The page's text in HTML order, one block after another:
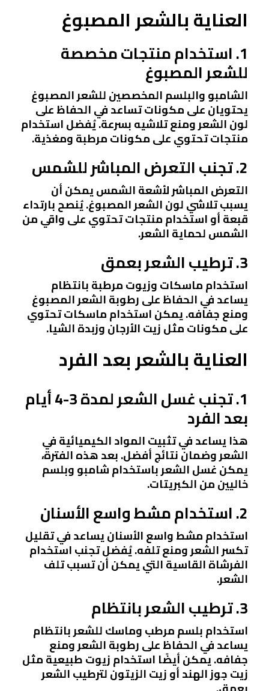
العناية بالشعر المصبوغ
1. استخدام منتجات مخصصة
للشعر المصبوغ
الشامبو والبلسم المخصصين للشعر المصبوغ
يحتويان على مكونات تساعد في الحفاظ على
لون الشعر ومنع تلاشيه بسرعة. يُفضل استخدام
منتجات تحتوي على مكونات مرطبة ومغذية.
2. تجنب التعرض المباشر للشمس
التعرض المباشر لأشعة الشمس يمكن أن
يسبب تلاشي لون الشعر المصبوغ. يُنصح بارتداء
قبعة أو استخدام منتجات تحتوي على واقي من
الشمس لحماية الشعر.
3. ترطيب الشعر بعمق
استخدام ماسكات وزيوت مرطبة بانتظام
يساعد في الحفاظ على رطوبة الشعر المصبوغ
ومنع جفافه. يمكن استخدام ماسكات تحتوي
على مكونات مثل زيت الأرجان وزبدة الشيا.
العناية بالشعر بعد الفرد
1. تجنب غسل الشعر لمدة 3-4 أيام
بعد الفرد
هذا يساعد في تثبيت المواد الكيميائية في
الشعر وضمان نتائج أفضل. بعد هذه الفترة،
يمكن غسل الشعر باستخدام شامبو وبلسم
خاليين من الكبريتات.
2. استخدام مشط واسع الأسنان
استخدام مشط واسع الأسنان يساعد في تقليل
تكسر الشعر ومنع تلفه. يُفضل تجنب استخدام
الفرشاة القاسية التي يمكن أن تسبب تلف
الشعر.
3. ترطيب الشعر بانتظام
استخدام بلسم مرطب وماسك للشعر بانتظام
يساعد في الحفاظ على رطوبة الشعر ومنع
جفافه. يمكن أيضًا استخدام زيوت طبيعية مثل
زيت جوز الهند أو زيت الزيتون لترطيب الشعر